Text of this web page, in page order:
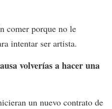
comer porque no le
intentar ser artista.
volverías a hacer una
un nuevo contrato de